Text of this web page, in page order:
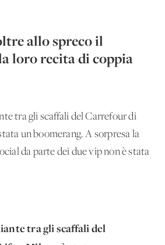
allo spreco il
loro recita di coppia
tra gli scaffali del Carrefour di
un boomerang. A sorpresa la
da parte dei due vip non è stata
tra gli scaffali del